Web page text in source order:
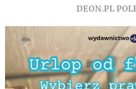
DEON.PL